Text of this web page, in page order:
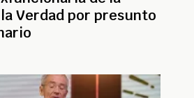
Verdad por presunto